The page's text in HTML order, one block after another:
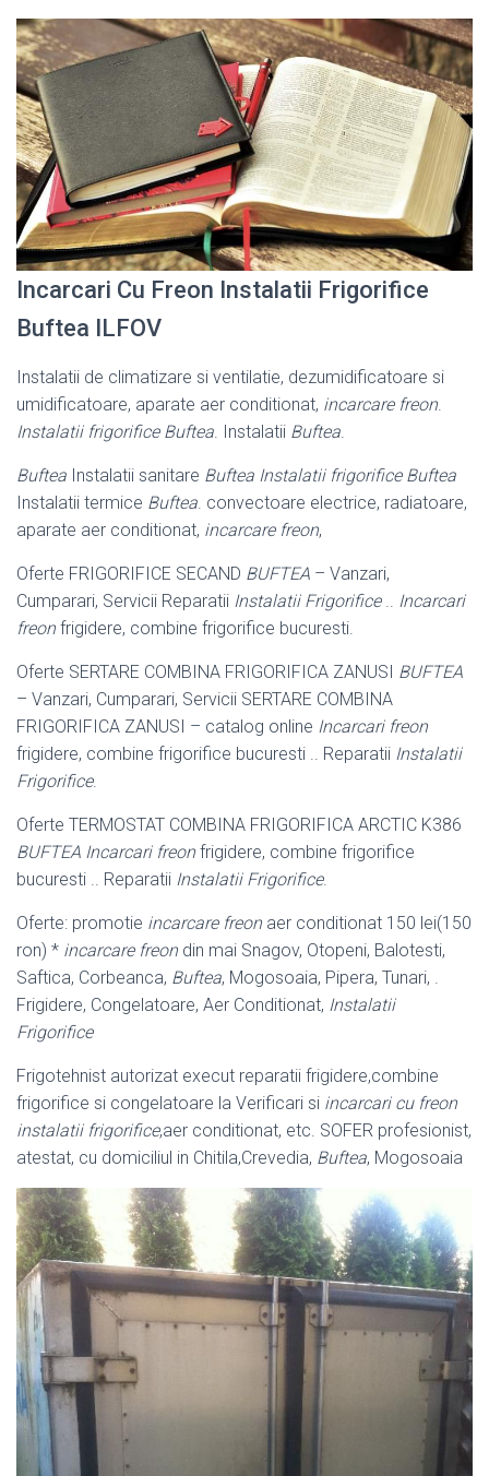
Incarcari Cu Freon Instalatii Frigorifice
Buftea ILFOV
Instalatii de climatizare si ventilatie, dezumidificatoare si
umidificatoare, aparate aer conditionat, incarcare freon.
Instalatii frigorifice Buftea. Instalatii Buftea.
Buftea Instalatii sanitare Buftea Instalatii frigorifice Buftea
Instalatii termice Buftea. convectoare electrice, radiatoare,
aparate aer conditionat, incarcare freon,
Oferte FRIGORIFICE SECAND BUFTEA – Vanzari,
Cumparari, Servicii Reparatii Instalatii Frigorifice.. Incarcari
freonfrigidere, combine frigorifice bucuresti.
Oferte SERTARE COMBINA FRIGORIFICA ZANUSI BUFTEA
– Vanzari, Cumparari, Servicii SERTARE COMBINA
FRIGORIFICA ZANUSI – catalog online Incarcari freon
frigidere, combine frigorifice bucuresti .. Reparatii Instalatii
Frigorifice.
Oferte TERMOSTAT COMBINA FRIGORIFICA ARCTIC K386
BUFTEA Incarcari freonfrigidere, combine frigorifice
bucuresti .. Reparatii Instalatii Frigorifice.
Oferte: promotie incarcare freonaer conditionat 150 lei(150
ron) * incarcare freondin mai Snagov, Otopeni, Balotesti,
Saftica, Corbeanca, Buftea, Mogosoaia, Pipera, Tunari, .
Frigidere, Congelatoare, Aer Conditionat, Instalatii
Frigorifice
Frigotehnist autorizat execut reparatii frigidere,combine
frigorifice si congelatoare la Verificari si incarcari cu freon
instalatii frigorifice,aer conditionat, etc. SOFER profesionist,
atestat, cu domiciliul in Chitila,Crevedia, Buftea, Mogosoaia